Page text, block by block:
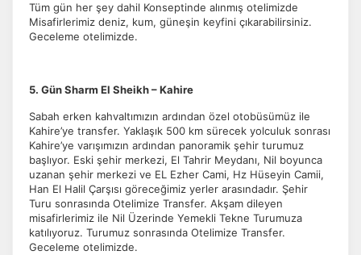
Tüm gün her şey dahil Konseptinde alınmış otelimizde
Misafirlerimiz deniz, kum, güneşin keyfini çıkarabilirsiniz.
Geceleme otelimizde.
5. Gün Sharm El Sheikh – Kahire
Sabah erken kahvaltımızın ardından özel otobüsümüz ile
Kahire’ye transfer. Yaklaşık 500 km sürecek yolculuk sonrası
Kahire’ye varışımızın ardından panoramik şehir turumuz
başlıyor. Eski şehir merkezi, El Tahrir Meydanı, Nil boyunca
uzanan şehir merkezi ve EL Ezher Cami, Hz Hüseyin Camii,
Han El Halil Çarşısı göreceğimiz yerler arasındadır. Şehir
Turu sonrasında Otelimize Transfer. Akşam dileyen
misafirlerimiz ile Nil Üzerinde Yemekli Tekne Turumuza
katılıyoruz. Turumuz sonrasında Otelimize Transfer.
Geceleme otelimizde.